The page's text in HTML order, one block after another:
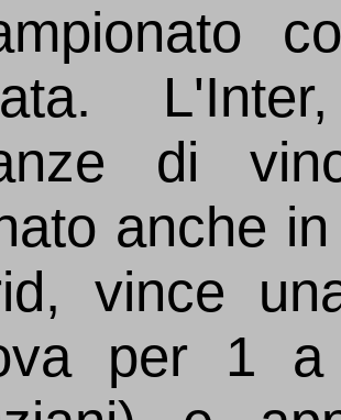
di
anche
vince
per 1